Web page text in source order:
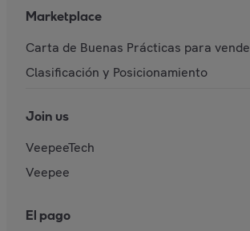
Marketplace
Carta de Buenas Prácticas para
Clasificación y Posicionamiento
Join us
VeepeeTech
Veepee
El pago